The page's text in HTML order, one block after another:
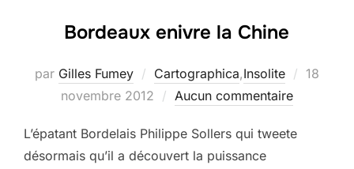
Bordeaux enivre la Chine
par Gilles Fumey Cartographica,Insolite
Publié
18
novembre 2012
Aucun commentaire
L’épatant Bordelais Philippe Sollers qui tweete
désormais qu’il a découvert la puissance